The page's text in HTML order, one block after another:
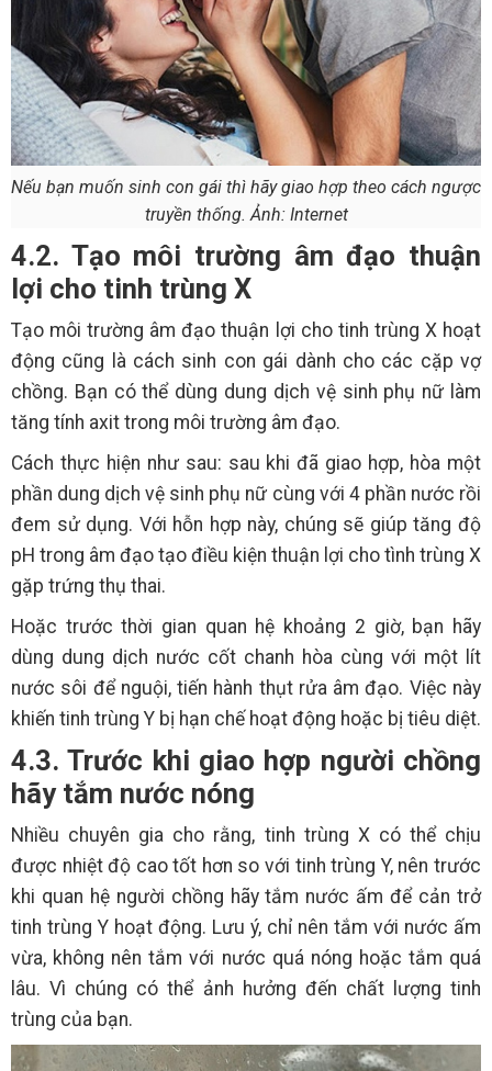
Nếu bạn muốn sinh con gái thì hãy giao hợp theo cách ngược
truyền thống. Ảnh: Internet
4.2. Tạo môi trường âm đạo thuận
lợi cho tinh trùng X
Tạo môi trường âm đạo thuận lợi cho tinh trùng X hoạt
động cũng là cách sinh con gái dành cho các cặp vợ
chồng. Bạn có thể dùng dung dịch vệ sinh phụ nữ làm
tăng tính axit trong môi trường âm đạo.
Cách thực hiện như sau: sau khi đã giao hợp, hòa một
phần dung dịch vệ sinh phụ nữ cùng với 4 phần nước rồi
đem sử dụng. Với hỗn hợp này, chúng sẽ giúp tăng độ
pH trong âm đạo tạo điều kiện thuận lợi cho tình trùng X
gặp trứng thụ thai.
Hoặc trước thời gian quan hệ khoảng 2 giờ, bạn hãy
dùng dung dịch nước cốt chanh hòa cùng với một lít
nước sôi để nguội, tiến hành thụt rửa âm đạo. Việc này
khiến tinh trùng Y bị hạn chế hoạt động hoặc bị tiêu diệt.
4.3. Trước khi giao hợp người chồng
hãy tắm nước nóng
Nhiều chuyên gia cho rằng, tinh trùng X có thể chịu
được nhiệt độ cao tốt hơn so với tinh trùng Y, nên trước
khi quan hệ người chồng hãy tắm nước ấm để cản trở
tinh trùng Y hoạt động. Lưu ý, chỉ nên tắm với nước ấm
vừa, không nên tắm với nước quá nóng hoặc tắm quá
lâu. Vì chúng có thể ảnh hưởng đến chất lượng tinh
trùng của bạn.